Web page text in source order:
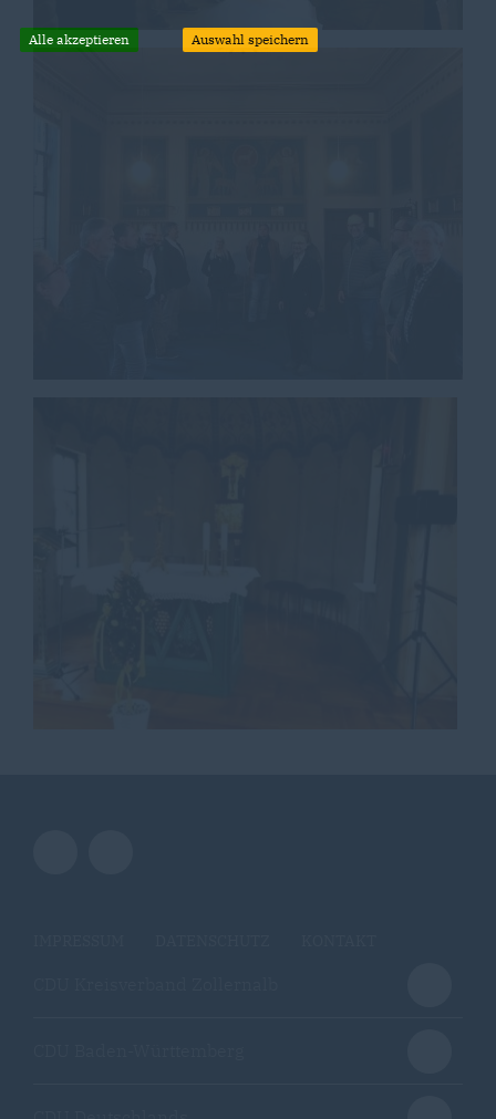
Alle akzeptieren Auswahl speichern